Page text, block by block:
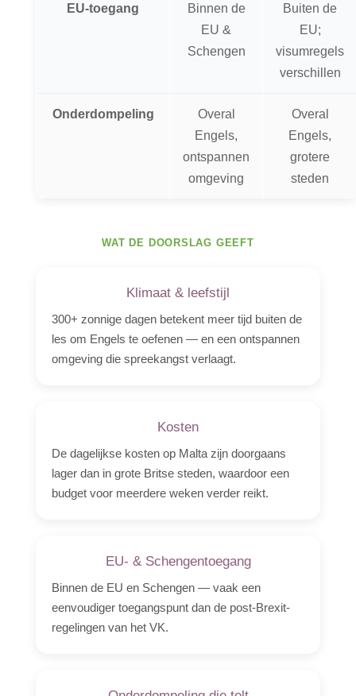
EU-toegang
Binnen de
EU &
Schengen
Buiten de
EU;
visumregels
verschillen
Onderdompeling
Overal
Engels,
ontspannen
omgeving
Overal
Engels,
grotere
steden
WAT DE DOORSLAG GEEFT
Klimaat & leefstijl
300+ zonnige dagen betekent meer tijd buiten de
les om Engels te oefenen — en een ontspannen
omgeving die spreekangst verlaagt.
Kosten
De dagelijkse kosten op Malta zijn doorgaans
lager dan in grote Britse steden, waardoor een
budget voor meerdere weken verder reikt.
EU- & Schengentoegang
Binnen de EU en Schengen — vaak een
eenvoudiger toegangspunt dan de post-Brexit-
regelingen van het VK.